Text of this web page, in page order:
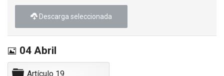
Descarga seleccionada
Imagen
04 Abril
CArtículo 19